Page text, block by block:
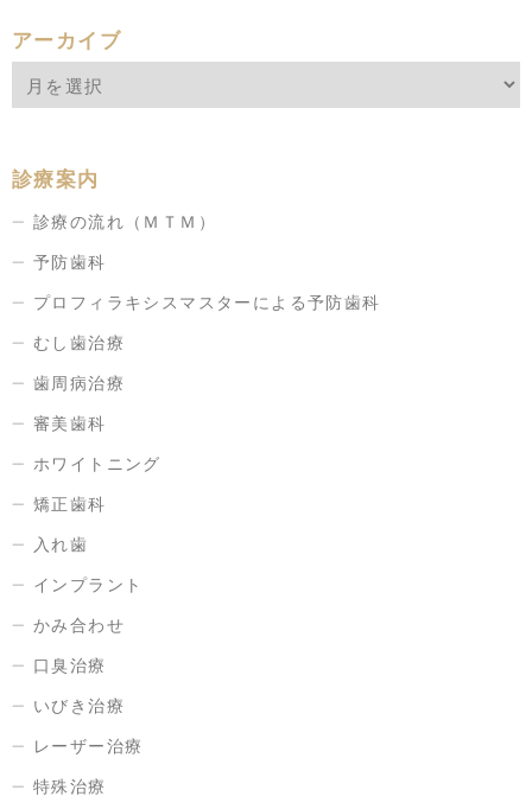
アーカイブ
診療案内
診療の流れ（ＭＴＭ）
予防歯科
プロフィラキシスマスターによる予防歯科
むし歯治療
歯周病治療
審美歯科
ホワイトニング
矯正歯科
入れ歯
インプラント
かみ合わせ
口臭治療
いびき治療
レーザー治療
特殊治療